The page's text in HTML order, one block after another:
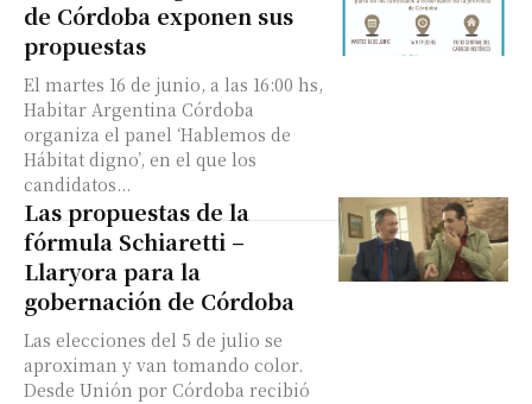
de Córdoba exponen sus
propuestas
El martes 16 de junio, a las 16:00 hs,
Habitar Argentina Córdoba
organiza el panel ‘Hablemos de
Hábitat digno​’, en el que los
candidatos...
Las propuestas de la
fórmula Schiaretti –
Llaryora para la
gobernación de Córdoba
Las elecciones del 5 de julio se
aproximan y van tomando color.
Desde Unión por Córdoba recibió